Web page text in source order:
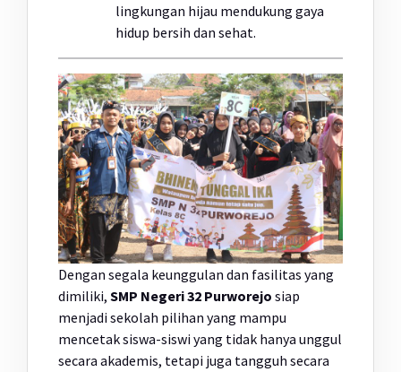
lingkungan hijau mendukung gaya
hidup bersih dan sehat.
Dengan segala keunggulan dan fasilitas yang
dimiliki, SMP Negeri 32 Purworejo siap
menjadi sekolah pilihan yang mampu
mencetak siswa-siswi yang tidak hanya unggul
secara akademis, tetapi juga tangguh secara